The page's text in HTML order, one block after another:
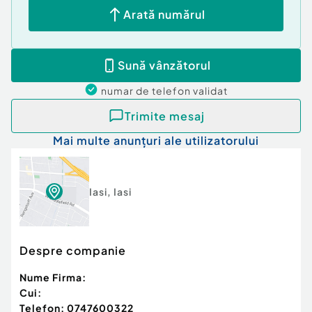
❗❗❗Fotografiile publicate în anunțul de promovare
au fost listate cu acordul și la recomandarea
publicării nefiind posibilă vizita la domiciliu. Vă
Id intern: P5469
Tip imobil:
Număr Băi: 1
Comision cumpărător:
Arată numărul
Sună vânzătorul
numar de telefon validat
Trimite mesaj
Mai multe anunțuri ale utilizatorului
Iasi, Iasi
Despre companie
Nume Firma:
Cui:
Telefon: 0747600322